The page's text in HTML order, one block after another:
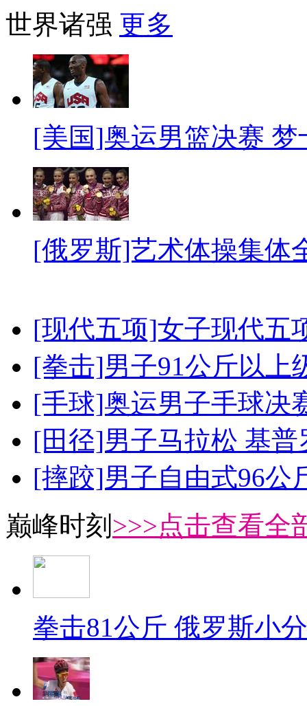
世界诸强 更多
[美国]奥运男篮决赛
[俄罗斯]艺术体操集体
[现代五项]女子现代五
[拳击]男子91公斤以上
[手球]奥运男子手球决
[田径]男子马拉松 基
[摔跤]男子自由式96公
巅峰时刻 >>>点击查看全
拳击81公斤 俄罗斯小